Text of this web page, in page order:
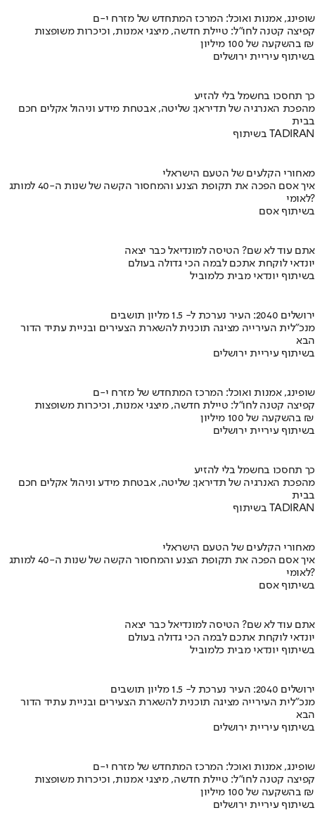
שופינג, אמנות ואוכל: המרכז המתחדש של מזרח י-ם
קפיצה קטנה לחו"ל: טיילת חדשה, מיצגי אמנות, וכיכרות משופצות
בהשקעה של 100 מיליון ₪
בשיתוף עיריית ירושלים
כך תחסכו בחשמל בלי להזיע
מהפכת האנרגיה של תדיראן: שליטה, אבטחת מידע וניהול אקלים חכם
בבית
בשיתוף TADIRAN
מאחורי הקלעים של הטעם הישראלי
איך אסם הפכה את תקופת הצנע והמחסור הקשה של שנות ה-40 למותג
לאומי?
בשיתוף אסם
אתם עוד לא שם? הטיסה למונדיאל כבר יצאה
יונדאי לוקחת אתכם לבמה הכי גדולה בעולם
בשיתוף יונדאי מבית כלמוביל
ירושלים 2040: העיר נערכת ל- 1.5 מליון תושבים
מנכ"לית העירייה מציגה תוכנית להשארת הצעירים ובניית עתיד הדור
הבא
בשיתוף עיריית ירושלים
שופינג, אמנות ואוכל: המרכז המתחדש של מזרח י-ם
קפיצה קטנה לחו"ל: טיילת חדשה, מיצגי אמנות, וכיכרות משופצות
בהשקעה של 100 מיליון ₪
בשיתוף עיריית ירושלים
כך תחסכו בחשמל בלי להזיע
מהפכת האנרגיה של תדיראן: שליטה, אבטחת מידע וניהול אקלים חכם
בבית
בשיתוף TADIRAN
מאחורי הקלעים של הטעם הישראלי
איך אסם הפכה את תקופת הצנע והמחסור הקשה של שנות ה-40 למותג
לאומי?
בשיתוף אסם
אתם עוד לא שם? הטיסה למונדיאל כבר יצאה
יונדאי לוקחת אתכם לבמה הכי גדולה בעולם
בשיתוף יונדאי מבית כלמוביל
ירושלים 2040: העיר נערכת ל- 1.5 מליון תושבים
מנכ"לית העירייה מציגה תוכנית להשארת הצעירים ובניית עתיד הדור
הבא
בשיתוף עיריית ירושלים
שופינג, אמנות ואוכל: המרכז המתחדש של מזרח י-ם
קפיצה קטנה לחו"ל: טיילת חדשה, מיצגי אמנות, וכיכרות משופצות
בהשקעה של 100 מיליון ₪
בשיתוף עיריית ירושלים